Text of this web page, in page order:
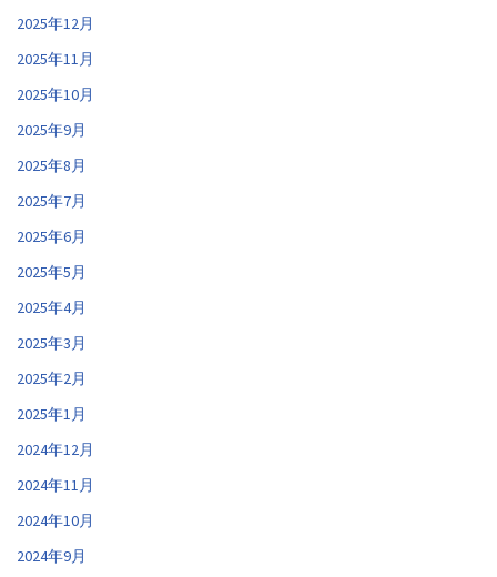
2025年12月
2025年11月
2025年10月
2025年9月
2025年8月
2025年7月
2025年6月
2025年5月
2025年4月
2025年3月
2025年2月
2025年1月
2024年12月
2024年11月
2024年10月
2024年9月